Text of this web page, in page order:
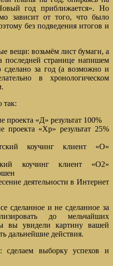
год приближается». Но
зависит от того, что было
без подведения итогов и
вещи: возьмём лист бумаги, а
странице напишем
за год (а возможно и
в хронологическом
так:
проекта «Д» результат 100%
проекта «Хр» результат 25%
коучинг клиент «О»
коучинг клиент «О2»
деятельности в Интернет
сделанное и не сделанное за
до мельчайших
вы увидели картину вашей
дальнейшие действия.
cделаем выборку успехов и